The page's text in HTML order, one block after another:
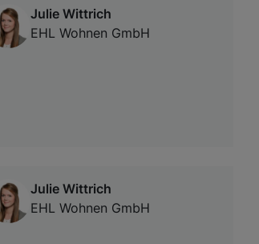
Julie Wittrich
EHL Wohnen GmbH
Julie Wittrich
EHL Wohnen GmbH